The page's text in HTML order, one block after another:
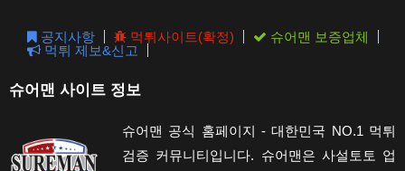
공지사항 먹튀사이트(확정)
슈어맨 보증업체
먹튀 제보&신고
슈어맨 사이트 정보
슈어맨 공식 홈페이지 - 대한민국 NO.1 먹튀
검증 커뮤니티입니다. 슈어맨은 사설토토 업